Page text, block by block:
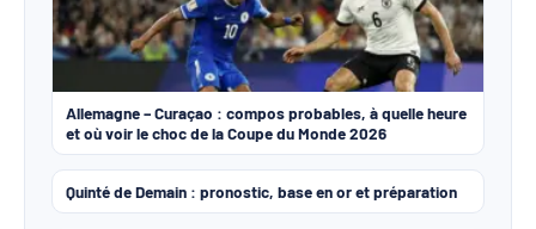
Allemagne – Curaçao : compos probables, à quelle heure
et où voir le choc de la Coupe du Monde 2026
Quinté de Demain : pronostic, base en or et préparation